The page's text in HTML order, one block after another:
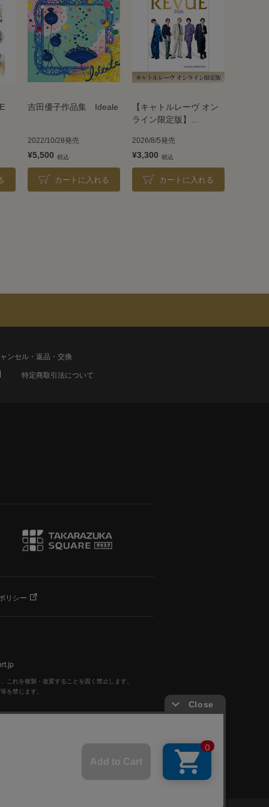
吉田優子作品集 Ideale
2022/10/28発売
¥5,500
カートに入れる
【キャトルレーヴ オン
ライン限定版】
2026
2026/8/5発売
¥3,300
カートに入れる
ンセル・返品・交換
特定商取引法について
リシー
れを複製・改変することを固く禁止します。
を禁じます。